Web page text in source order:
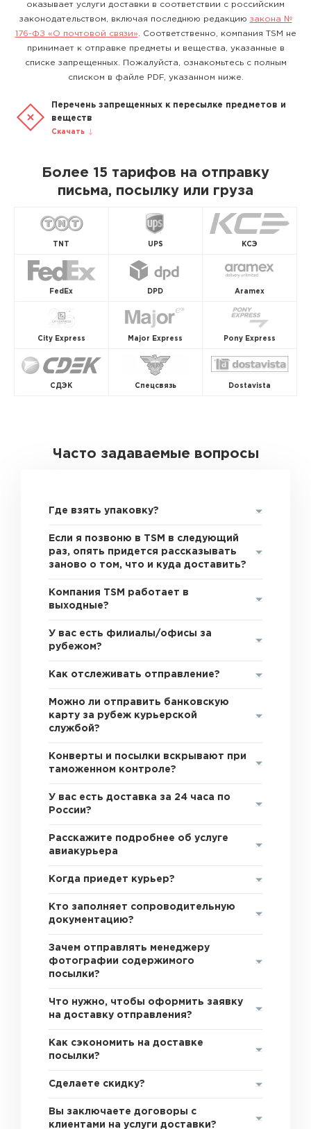
оказывает услуги доставки в соответствии с российским
законодательством, включая последнюю редакцию закона №
176-ФЗ «О почтовой связи» . Соответственно, компания TSM не
принимает к отправке предметы и вещества, указанные в
списке запрещенных. Пожалуйста, ознакомьтесь с полным
списком в файле PDF, указанном ниже.
Перечень запрещенных к пересылке предметов и
веществ
Скачать
Более 15 тарифов на отправку
письма, посылку или груза
TNT UPS КСЭ
FedEx DPD Aramex
City Express Major Express Pony Express
СДЭК Спецсвязь Dostavista
Часто задаваемые вопросы
Где взять упаковку?
Если я позвоню в TSM в следующий
раз, опять придется рассказывать
заново о том, что и куда доставить?
Компания TSM работает в
выходные?
У вас есть филиалы/офисы за
рубежом?
Как отслеживать отправление?
Можно ли отправить банковскую
карту за рубеж курьерской
службой?
Конверты и посылки вскрывают при
таможенном контроле?
У вас есть доставка за 24 часа по
России?
Расскажите подробнее об услуге
авиакурьера
Когда приедет курьер?
Кто заполняет сопроводительную
документацию?
Зачем отправлять менеджеру
фотографии содержимого
посылки?
Что нужно, чтобы оформить заявку
на доставку отправления?
Как сэкономить на доставке
посылки?
Сделаете скидку?
Вы заключаете договоры с
клиентами на услуги доставки?